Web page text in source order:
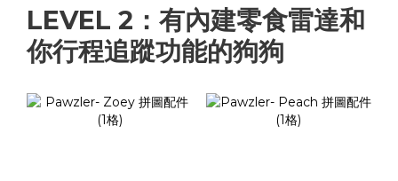
LEVEL 2：有內建零食雷達和
你行程追蹤功能的狗狗